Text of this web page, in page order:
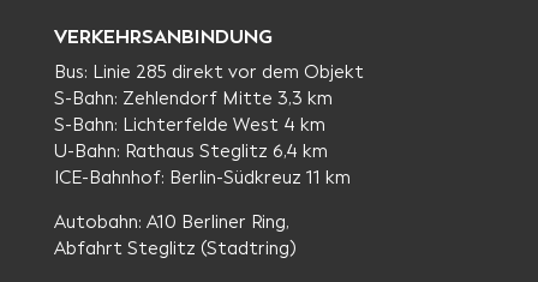
VERKEHRSANBINDUNG
Bus: Linie 285 direkt vor dem Objekt
S-Bahn: Zehlendorf Mitte 3,3 km
S-Bahn: Lichterfelde West 4 km
U-Bahn: Rathaus Steglitz 6,4 km
ICE-Bahnhof: Berlin-Südkreuz 11 km
Autobahn: A10 Berliner Ring,
Abfahrt Steglitz (Stadtring)